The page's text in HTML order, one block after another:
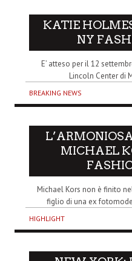
KATIE
NY
E’ atteso per il 12
Lincoln Center di
BREAKING NEWS
MICHAEL
Michael Kors non è finito
figlio di una ex
HIGHLIGHT